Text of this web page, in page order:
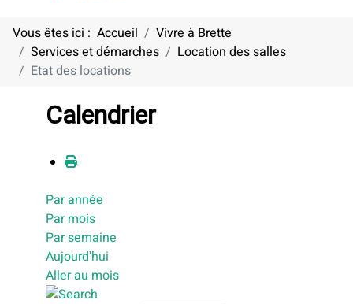
Vous êtes ici : Accueil
Vivre à Brette
Services et démarches
Location des salles
Etat des locations
Calendrier
Par année
Par mois
Par semaine
Aujourd'hui
Aller au mois